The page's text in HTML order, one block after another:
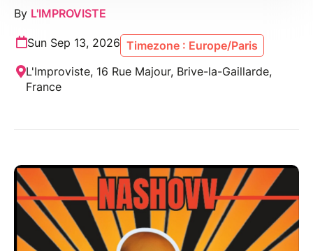
By L'IMPROVISTE
Sun Sep 13, 2026 Timezone : Europe/Paris
L'Improviste, 16 Rue Majour, Brive-la-Gaillarde,
France